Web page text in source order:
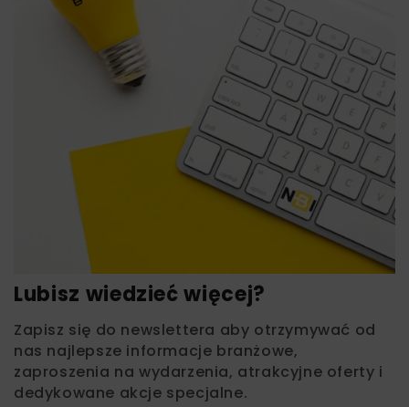
Lubisz wiedzieć więcej?
Zapisz się do newslettera aby otrzymywać od
nas najlepsze informacje branżowe,
zaproszenia na wydarzenia, atrakcyjne oferty i
dedykowane akcje specjalne.